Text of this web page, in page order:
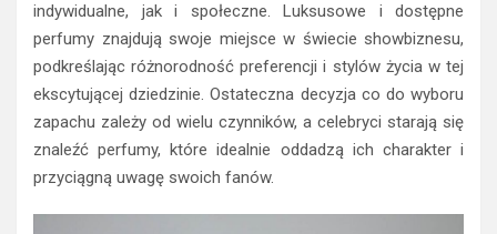
indywidualne, jak i społeczne. Luksusowe i dostępne
perfumy znajdują swoje miejsce w świecie showbiznesu,
podkreślając różnorodność preferencji i stylów życia w tej
ekscytującej dziedzinie. Ostateczna decyzja co do wyboru
zapachu zależy od wielu czynników, a celebryci starają się
znaleźć perfumy, które idealnie oddadzą ich charakter i
przyciągną uwagę swoich fanów.